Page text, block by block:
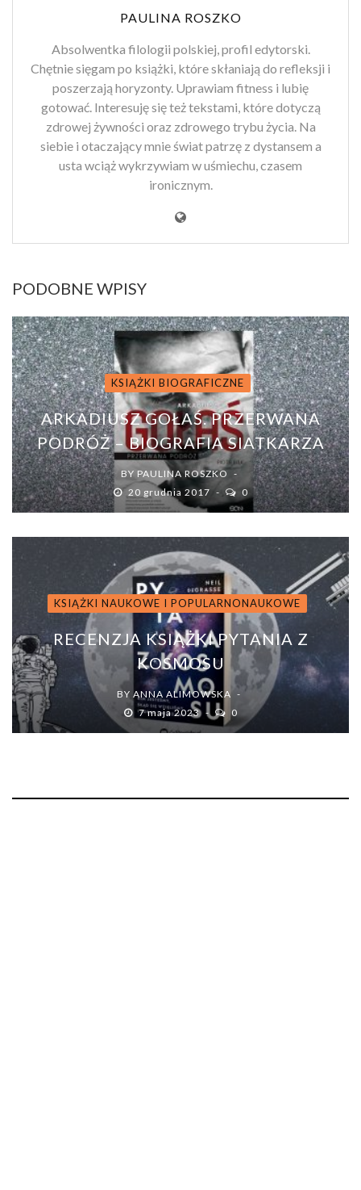
PAULINA ROSZKO
Absolwentka filologii polskiej, profil edytorski.
Chętnie sięgam po książki, które skłaniają do refleksji i
poszerzają horyzonty. Uprawiam fitness i lubię
gotować. Interesuję się też tekstami, które dotyczą
zdrowej żywności oraz zdrowego trybu życia. Na
siebie i otaczający mnie świat patrzę z dystansem a
usta wciąż wykrzywiam w uśmiechu, czasem
ironicznym.
PODOBNE WPISY
KSIĄŻKI BIOGRAFICZNE
ARKADIUSZ GOŁAŚ. PRZERWANA
PODRÓŻ – BIOGRAFIA SIATKARZA
BY PAULINA ROSZKO
20 grudnia 2017
0
KSIĄŻKI NAUKOWE I POPULARNONAUKOWE
RECENZJA KSIĄŻKI PYTANIA Z
KOSMOSU
BY ANNA ALIMOWSKA
7 maja 2023
0